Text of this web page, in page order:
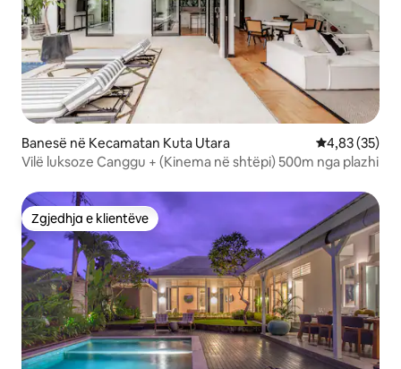
Banesë në Kecamatan Kuta Utara Vlerësimi
4,83 (35)
Vilë luksoze Canggu + (Kinema në shtëpi) 500m nga plazhi
Zgjedhja e klientëve
Zgjedhja e klientëve